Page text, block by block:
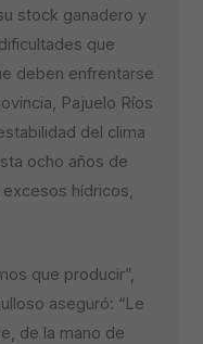
stock ganadero y
que
deben enfrentarse
Pajuelo Ríos
del clima
ocho años de
hídricos,
que producir”,
aseguró: “Le
de la mano de